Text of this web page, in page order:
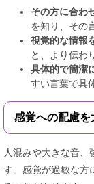
その方に合わ
を知り、その
視覚的な情報
と、より伝わ
具体的で簡潔
すい言葉で具
感覚への配慮を
人混みや大きな音、
す。感覚が過敏な方